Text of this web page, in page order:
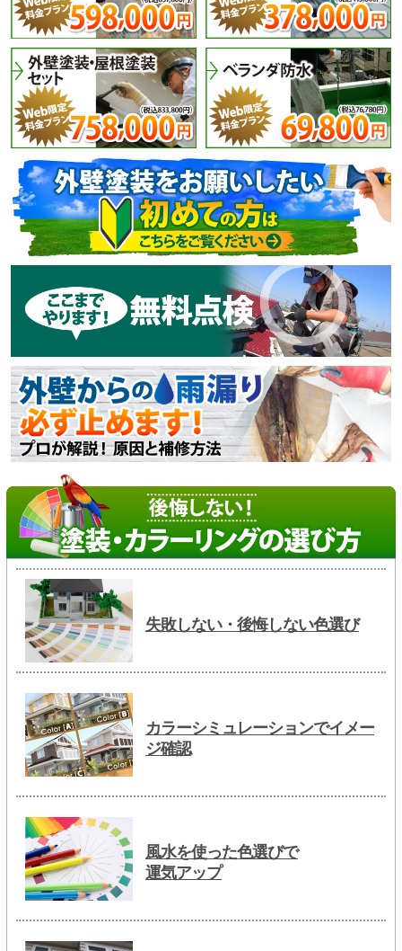
失敗しない・後悔しない色選び
カラーシミュレーションでイメー
ジ確認
風水を使った色選びで
運気アップ